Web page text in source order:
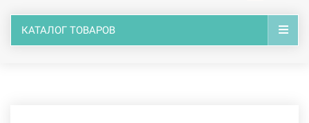
КАТАЛОГ ТОВАРОВ